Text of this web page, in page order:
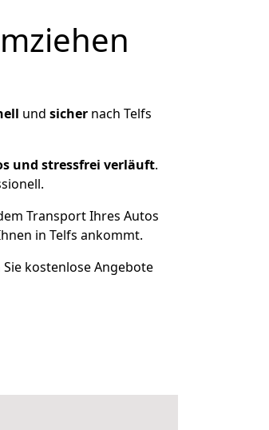
und sicher nach Telfs
und stressfrei verläuft.
Transport Ihres Autos
in Telfs ankommt.
kostenlose Angebote